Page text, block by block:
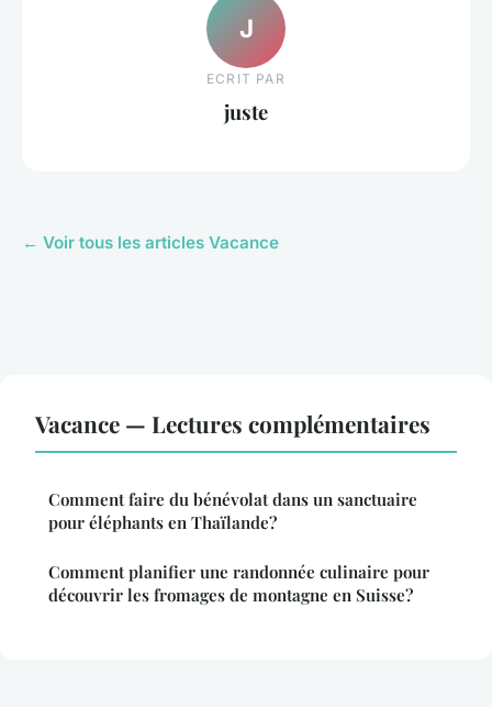
J
ECRIT PAR
juste
← Voir tous les articles Vacance
Vacance — Lectures complémentaires
Comment faire du bénévolat dans un sanctuaire
pour éléphants en Thaïlande?
Comment planifier une randonnée culinaire pour
découvrir les fromages de montagne en Suisse?